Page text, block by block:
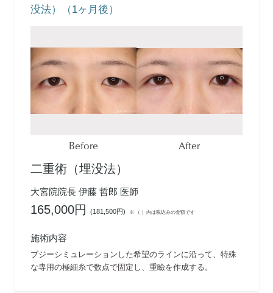
没法）（1ヶ月後）
Before After
二重術（埋没法）
大宮院院長 伊藤 哲郎 医師
165,000円(181,500円) ※ （ ）内は税込みの金額です
施術内容
ブジーシミュレーションした希望のラインに沿って、特殊
な専用の極細糸で数点で固定し、重瞼を作成する。